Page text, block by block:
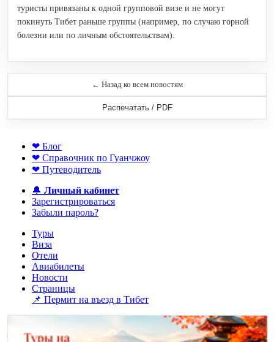
туристы привязаны к одной групповой визе и не могут
покинуть Тибет раньше группы (например, по случаю горной
болезни или по личным обстоятельствам).
← Назад ко всем новостям
Распечатать / PDF
❤ Блог
❤ Справочник по Гуанчжоу
❤ Путеводитель
🔔 Личный кабинет
Зарегистрироваться
Забыли пароль?
Туры
Виза
Отели
Авиабилеты
Новости
Страницы
📌 Пермит на въезд в Тибет